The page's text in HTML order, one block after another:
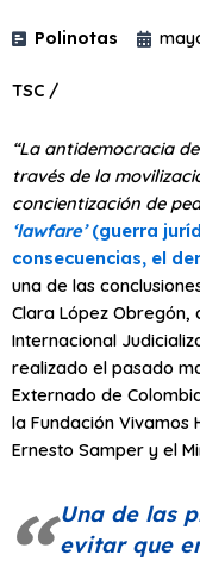
Polinotas
TSC /
“La antidemocracia
través de la
concientización de
‘lawfare’(guerra
consecuencias, el
una de las
Clara López Obregón,
Internacional
realizado el pasado
Externado de
la Fundación Vivamos
Ernesto Samper y el
Una de las
evitar que